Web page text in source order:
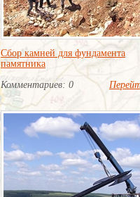
Сбор камней для фундамента
памятника
Комментариев: 0